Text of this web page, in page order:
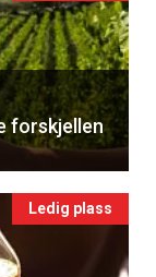
forskjellen
Ledig plass